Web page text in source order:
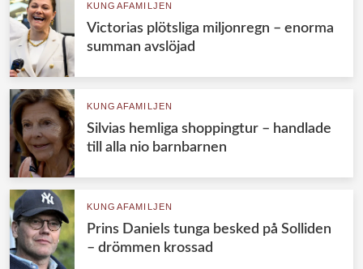
KUNGAFAMILJEN
Victorias plötsliga miljonregn – enorma
summan avslöjad
KUNGAFAMILJEN
Silvias hemliga shoppingtur – handlade
till alla nio barnbarnen
KUNGAFAMILJEN
Prins Daniels tunga besked på Solliden
– drömmen krossad